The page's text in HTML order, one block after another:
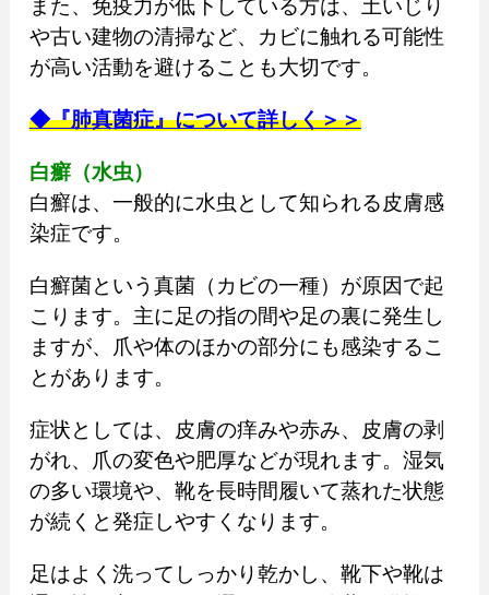
また、免疫力が低下している方は、土いじり
や古い建物の清掃など、カビに触れる可能性
が高い活動を避けることも大切です。
◆『肺真菌症』について詳しく＞＞
白癬（水虫）
白癬は、一般的に水虫として知られる皮膚感
染症です。
白癬菌という真菌（カビの一種）が原因で起
こります。主に足の指の間や足の裏に発生し
ますが、爪や体のほかの部分にも感染するこ
とがあります。
症状としては、皮膚の痒みや赤み、皮膚の剥
がれ、爪の変色や肥厚などが現れます。湿気
の多い環境や、靴を長時間履いて蒸れた状態
が続くと発症しやすくなります。
足はよく洗ってしっかり乾かし、靴下や靴は